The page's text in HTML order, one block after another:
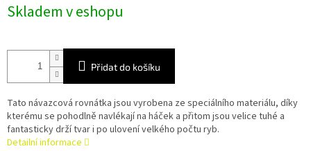
cena:
Skladem v eshopu
Přidat do košíku
Tato návazcová rovnátka jsou vyrobena ze speciálního materiálu, díky
kterému se pohodlně navlékají na háček a přitom jsou velice tuhé a
fantasticky drží tvar i po ulovení velkého počtu ryb.
Detailní informace